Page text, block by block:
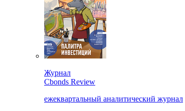
Журнал
Cbonds Review
ежеквартальный аналитический журнал